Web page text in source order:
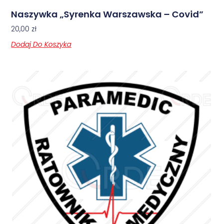
Naszywka „Syrenka Warszawska – Covid”
20,00 zł
Dodaj Do Koszyka